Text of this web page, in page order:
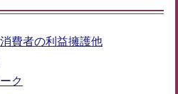
費者の利益擁護他
ク